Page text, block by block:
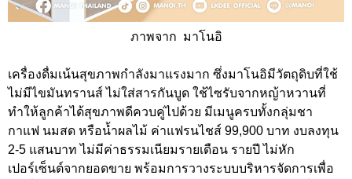
ภาพจาก มาโนอิ
เครื่องดื่มเน้นสุขภาพกำลังมาแรงมาก ซึ่งมาโนอิมีวัตถุดิบที่ใช้
ไม่มีไขมันทรานส์ ไม่ใส่สารกันบูด ใช้ไซรับจากหญ้าหวานที่
ทำให้ลูกค้าได้สุขภาพดีควบคู่ไปด้วย มีเมนูครบทั้งกลุ่มชา
กาแฟ นมสด หรือน้ำผลไม้ ค่าแฟรนไชส์ 99,900 บาท งบลงทุน
2-5 แสนบาท ไม่มีค่าธรรมเนียมรายเดือน รายปี ไม่หัก
เปอร์เซ็นต์จากยอดขาย พร้อมการวางระบบบริหารจัดการเพื่อ